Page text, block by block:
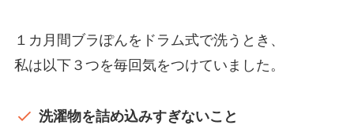
１カ月間ブラぽんをドラム式で洗うとき、
私は以下３つを毎回気をつけていました。
洗濯物を詰め込みすぎないこと